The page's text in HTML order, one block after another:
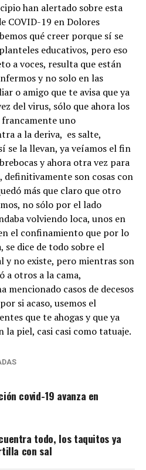
han alertado sobre esta
COVID-19 en Dolores
qué creer porque sí se
educativos, pero eso
a voces, resulta que están
y no solo en las
o amigo que te avisa que ya
del virus, sólo que ahora los
uno
a la deriva, es salte,
se la llevan, ya veíamos el fin
y ahora otra vez para
definitivamente son cosas con
más que claro que otro
no sólo por el lado
volviendo loca, unos en
el confinamiento que por lo
se dice de todo sobre el
y no existe, pero mientras son
a otros a la cama,
mencionado casos de decesos
si acaso, usemos el
que te ahogas y que ya
la piel, casi casi como tatuaje.
covid-19 avanza en
todo, los taquitos ya
con sal